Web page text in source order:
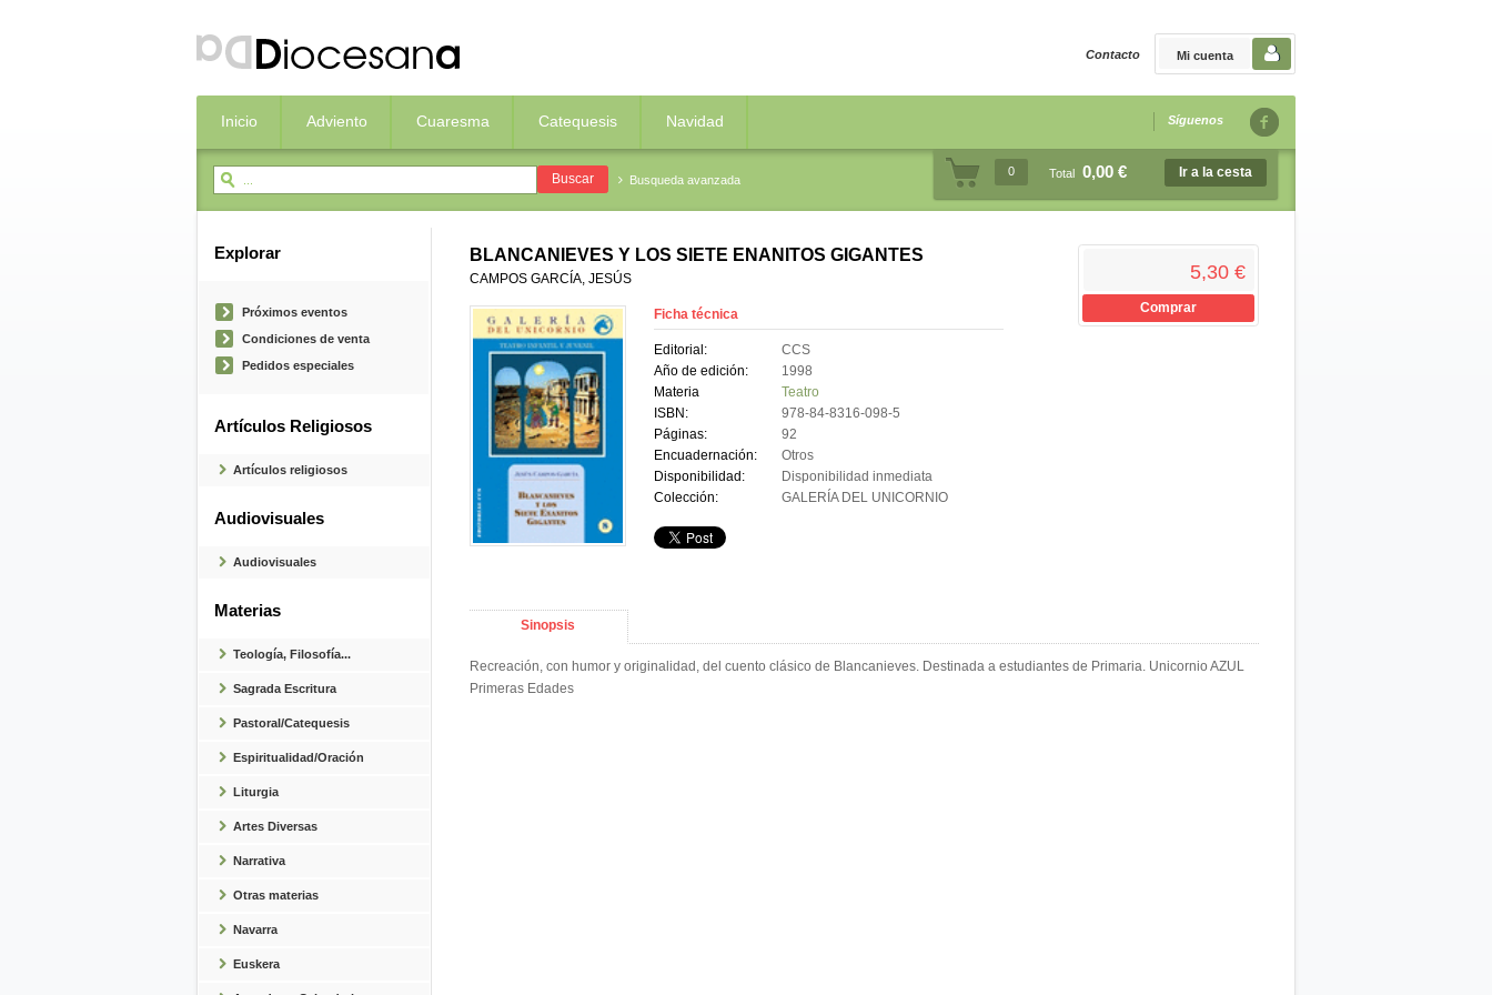
Mi cuenta
Contacto
Inicio Adviento Cuaresma Catequesis Navidad Síguenos
Busqueda avanzada
0 Total 0,00 € Ir a la cesta
Explorar
Próximos eventos
Condiciones de venta
Pedidos especiales
Artículos Religiosos
Artículos religiosos
Audiovisuales
Audiovisuales
Materias
Teología, Filosofía...
Sagrada Escritura
Pastoral/Catequesis
Espiritualidad/Oración
Liturgia
Artes Diversas
Narrativa
Otras materias
Navarra
Euskera
BLANCANIEVES Y LOS SIETE ENANITOS GIGANTES
CAMPOS GARCÍA, JESÚS
Ficha técnica
Editorial:
CCS
Año de edición:
1998
Materia
Teatro
ISBN:
978-84-8316-098-5
Páginas:
92
Encuadernación:
Otros
Disponibilidad:
Disponibilidad inmediata
Colección:
GALERÍA DEL UNICORNIO
5,30 €
Comprar
Sinopsis
Recreación, con humor y originalidad, del cuento clásico de Blancanieves. Destinada a estudiantes de Primaria. Unicornio AZUL
Primeras Edades